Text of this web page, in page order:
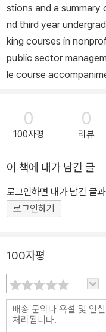
stions and a summary
nd third year
king courses in
public sector
le course
0
100자평
0
리뷰
이 책에 내가 남긴 글
로그인하면 내가 남긴 글
로그인하기
100자평